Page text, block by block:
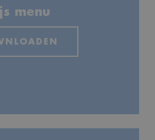
menu